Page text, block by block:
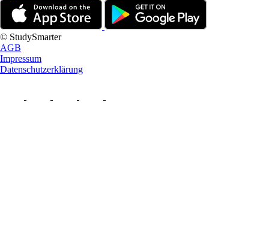
© StudySmarter
AGB
Impressum
Datenschutzerklärung